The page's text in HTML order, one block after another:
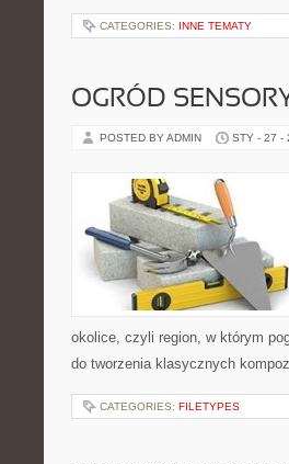
CATEGORIES: INNE TEMATY
OGRÓD
POSTED BY ADMIN STY - 27 -
okolice, czyli region, w którym
do tworzenia klasycznych
CATEGORIES: FILETYPES